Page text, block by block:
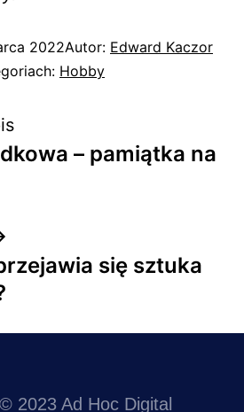
2022Autor: Edward Kaczor
Hobby
– pamiątka na
się sztuka
2023 Ad Hoc Digital